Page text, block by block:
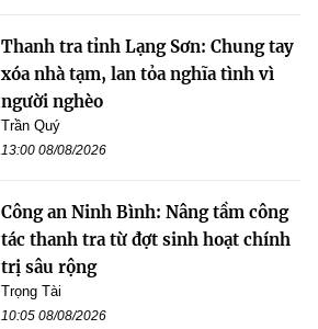
Thanh tra tỉnh Lạng Sơn: Chung tay
xóa nhà tạm, lan tỏa nghĩa tình vì
người nghèo
Trần Quý
13:00 08/08/2026
Công an Ninh Bình: Nâng tầm công
tác thanh tra từ đợt sinh hoạt chính
trị sâu rộng
Trọng Tài
10:05 08/08/2026